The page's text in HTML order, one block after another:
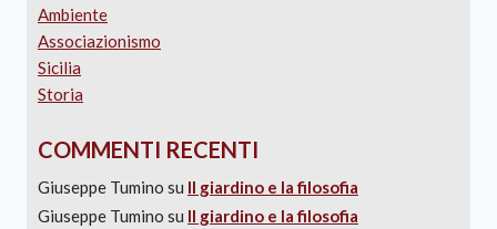
Ambiente
Associazionismo
Sicilia
Storia
COMMENTI RECENTI
Giuseppe Tumino su Il giardino e la filosofia
Giuseppe Tumino su Il giardino e la filosofia